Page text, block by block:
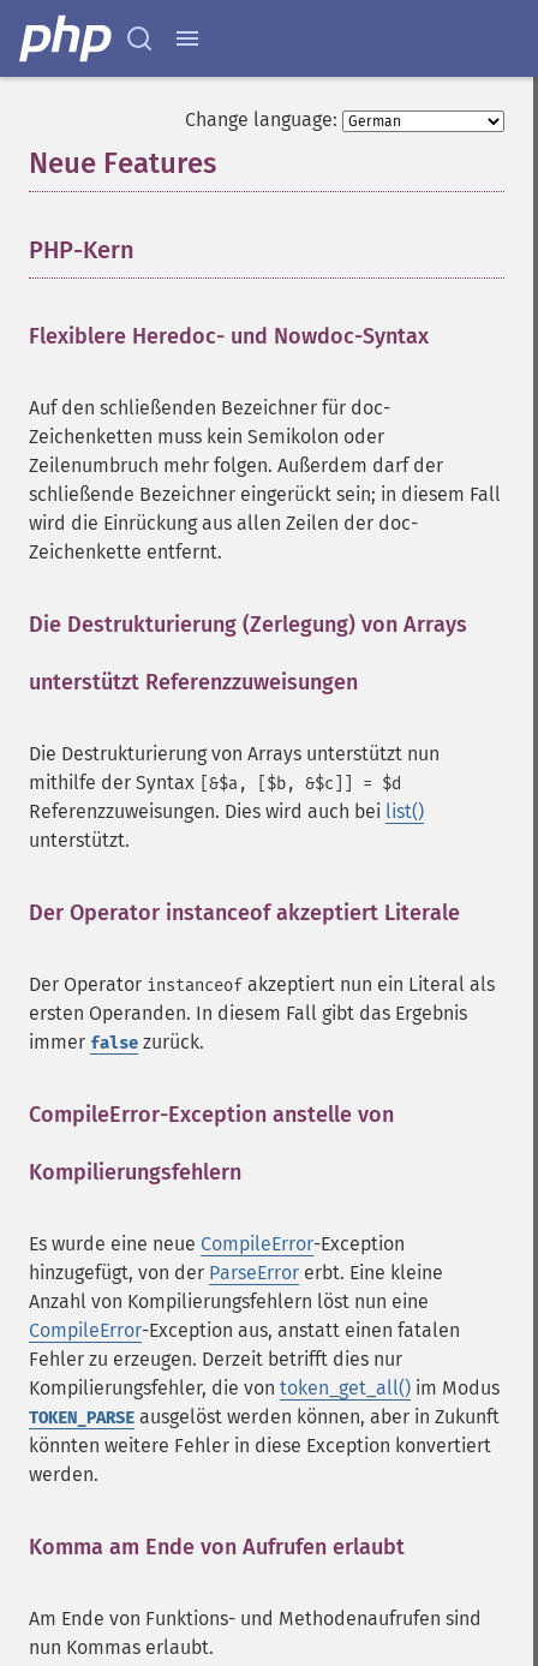
Change language:
Neue Features
PHP-Kern
Flexiblere Heredoc- und Nowdoc-Syntax
Auf den schließenden Bezeichner für doc-
Zeichenketten muss kein Semikolon oder
Zeilenumbruch mehr folgen. Außerdem darf der
schließende Bezeichner eingerückt sein; in diesem Fall
wird die Einrückung aus allen Zeilen der doc-
Zeichenkette entfernt.
Die Destrukturierung (Zerlegung) von Arrays
unterstützt Referenzzuweisungen
Die Destrukturierung von Arrays unterstützt nun
mithilfe der Syntax
[&$a, [$b, &$c]] = $d
Referenzzuweisungen. Dies wird auch bei list()
unterstützt.
Der Operator instanceof akzeptiert Literale
Der Operator instanceof akzeptiert nun ein Literal als
ersten Operanden. In diesem Fall gibt das Ergebnis
immer false zurück.
CompileError-Exception anstelle von
Kompilierungsfehlern
Es wurde eine neue CompileError-Exception
hinzugefügt, von der ParseError erbt. Eine kleine
Anzahl von Kompilierungsfehlern löst nun eine
CompileError-Exception aus, anstatt einen fatalen
Fehler zu erzeugen. Derzeit betrifft dies nur
Kompilierungsfehler, die von token_get_all() im Modus
TOKEN_PARSE ausgelöst werden können, aber in Zukunft
könnten weitere Fehler in diese Exception konvertiert
werden.
Komma am Ende von Aufrufen erlaubt
Am Ende von Funktions- und Methodenaufrufen sind
nun Kommas erlaubt.